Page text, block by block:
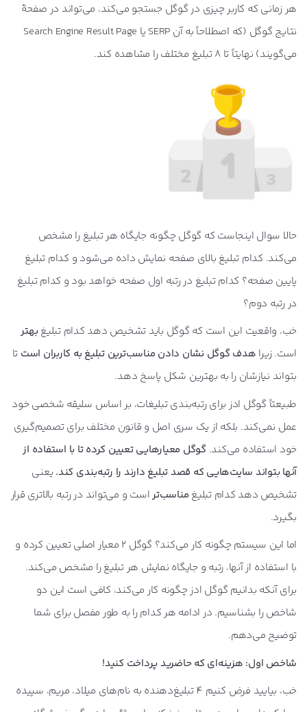
هر زمانی که کاربر چیزی در گوگل جستجو می‌کند، می‌تواند در صفحۀ
نتایج گوگل (که اصطلاحاً به آن SERP یا Search Engine Result Page
می‌گویند) نهایتاً تا 8 تبلیغ مختلف را مشاهده کند.
حالا سوال اینجاست که گوگل چگونه جایگاه هر تبلیغ را مشخص
می‌کند. کدام تبلیغ بالای صفحه نمایش داده می‌شود و کدام تبلیغ
پایین صفحه؟ کدام تبلیغ در رتبه اول صفحه خواهد بود و کدام تبلیغ
در رتبه دوم؟
خب، واقعیت این است که گوگل باید تشخیص دهد کدام تبلیغ بهتر
است. زیرا هدف گوگل نشان دادن مناسب‌ترین تبلیغ به کاربران است تا
بتواند نیازشان را به بهترین شکل پاسخ دهد.
طبیعتاً گوگل ادز برای رتبه‌بندی تبلیغات، بر اساس سلیقه شخصی خود
عمل نمی‌کند. بلکه از یک سری اصل و قانون مختلف برای تصمیم‌گیری
خود استفاده می‌کند. گوگل معیارهایی تعیین کرده تا با استفاده از
آنها بتواند سایت‌هایی که قصد تبلیغ دارند را رتبه‌بندی کند. یعنی
تشخیص دهد کدام تبلیغ مناسب‌تراست و می‌تواند در رتبه بالاتری قرار
بگیرد.
اما این سیستم چگونه کار می‌کند؟ گوگل 2 معیار اصلی تعیین کرده و
با استفاده از آنها، رتبه و جایگاه نمایش هر تبلیغ را مشخص می‌کند.
برای آنکه بدانیم گوگل ادز چگونه کار می‌کند، کافی است این دو
شاخص را بشناسیم. در ادامه هر کدام را به طور مفصل برای شما
توضیح می‌دهم.
شاخص اول: هزینه‌ای که حاضرید پرداخت کنید!
خب، بیایید فرض کنیم 4 تبلیغ‌دهنده به نام‌های میلاد، مریم، سپیده